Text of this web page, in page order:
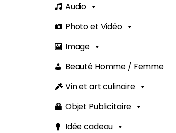
Audio
Photo et Vidéo
Image
Beauté Homme / Femme
Vin et art culinaire
Objet Publicitaire
Idée cadeau